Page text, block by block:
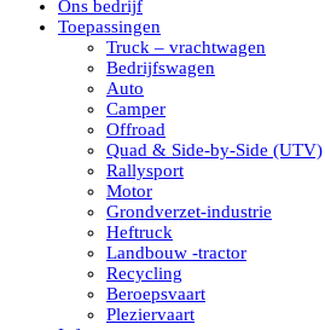
LED WERKLAMPEN
Model werklamp
Led werklamp
Led werklamp
Led werklamp kleur wit
Combinatie LED
Led
Led onderbouw
Led werklamp
Led
Led werklamp tractor
Led werklamp ADR
Ons bedrijf
Toepassingen
Truck – vrachtwagen
Bedrijfswagen
Auto
Camper
Offroad
Quad & Side-by-Side (UTV)
Rallysport
Motor
Grondverzet-industrie
Heftruck
Landbouw -tractor
Recycling
Beroepsvaart
Pleziervaart